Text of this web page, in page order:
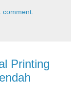
comment:
Printing